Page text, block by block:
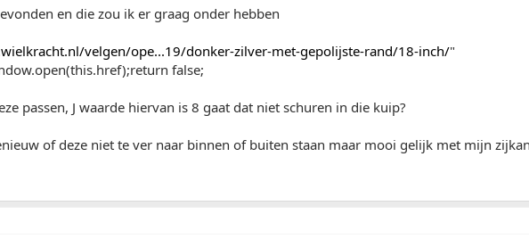
en die zou ik er graag onder hebben
velgen/ope...19/donker-zilver-met-gepolijste-rand/18-inch/"
false;
passen, J waarde hiervan is 8 gaat dat niet schuren in die kuip?
of deze niet te ver naar binnen of buiten staan maar mooi gelijk met mijn